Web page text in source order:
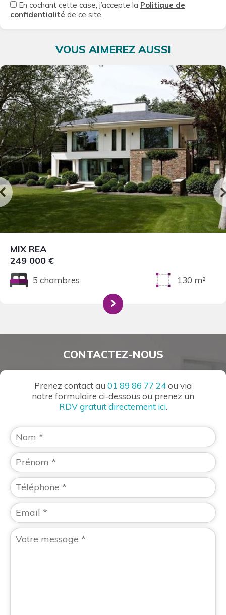
En cochant cette case, j’accepte la Politique de
confidentialité de ce site.
VOUS AIMEREZ AUSSI
MIX REA
249 000 €
5 chambres 130 m²
CONTACTEZ-NOUS
Prenez contact au 01 89 86 77 24ou via
notre formulaire ci-dessous ou prenez un
RDV gratuit directement ici.